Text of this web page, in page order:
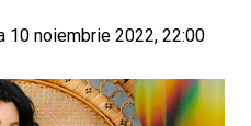
10 noiembrie 2022, 22:00